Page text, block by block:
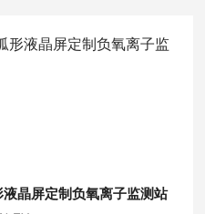
晶屏定制负氧离子监测站